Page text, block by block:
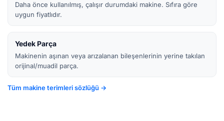
Daha önce kullanılmış, çalışır durumdaki makine. Sıfıra göre
uygun fiyatlıdır.
Yedek Parça
Makinenin aşınan veya arızalanan bileşenlerinin yerine takılan
orijinal/muadil parça.
Tüm makine terimleri sözlüğü →